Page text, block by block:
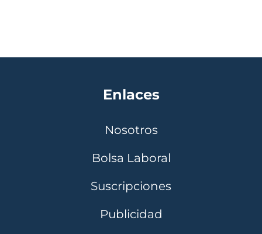
Enlaces
Nosotros
Bolsa Laboral
Suscripciones
Publicidad